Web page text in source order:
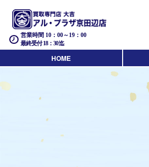
営業時間 10：00～19：00
最終受付 18：30迄
HOME